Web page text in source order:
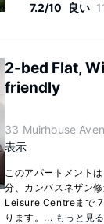
7.2/10 良い
2-bed Flat,
friendly
33 Muirhouse
表示
このアパートメント
分、カンバスネザン
Leisure Centreまで
ります。... もっと見る